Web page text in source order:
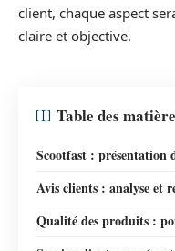
client, chaque aspect
claire et objective.
Table des
Scootfast : présentation
Avis clients : analyse et
Qualité des produits :